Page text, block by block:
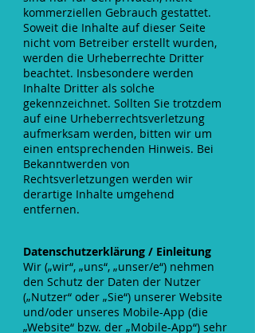
kommerziellen Gebrauch gestattet.
Soweit die Inhalte auf dieser Seite
nicht vom Betreiber erstellt wurden,
werden die Urheberrechte Dritter
beachtet. Insbesondere werden
Inhalte Dritter als solche
gekennzeichnet. Sollten Sie trotzdem
auf eine Urheberrechtsverletzung
aufmerksam werden, bitten wir um
einen entsprechenden Hinweis. Bei
Bekanntwerden von
Rechtsverletzungen werden wir
derartige Inhalte umgehend
entfernen.
Datenschutzerklärung / Einleitung
Wir („wir“, „uns“, „unser/e“) nehmen
den Schutz der Daten der Nutzer
(„Nutzer“ oder „Sie“) unserer Website
und/oder unseres Mobile-App (die
„Website“ bzw. der „Mobile-App“) sehr